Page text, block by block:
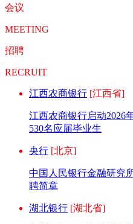
会议
MEETING
招聘
RECRUIT
江西农商银行 [江西省]
江西农商银行启动2026
530名应届毕业生
央行 [北京]
中国人民银行金融研究
聘简章
湖北银行 [湖北省]